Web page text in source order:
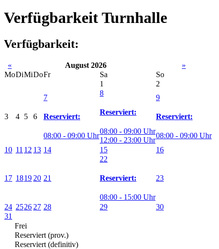
Verfügbarkeit Turnhalle
Verfügbarkeit:
« August 2026
»
MoDiMiDoFr Sa
So
1
2
3 4 5 6
7
Reserviert:
08:00 - 09:00 Uhr
8
Reserviert:
08:00 - 09:00 Uhr
12:00 - 23:00 Uhr
9
Reserviert:
08:00 - 09:00 Uhr
10 11 12 13 14 15 16
17 1819 20 21
22
Reserviert:
08:00 - 15:00 Uhr
23
24 2526 27 28 29
30
31
Frei
Reserviert (prov.)
Reserviert (definitiv)